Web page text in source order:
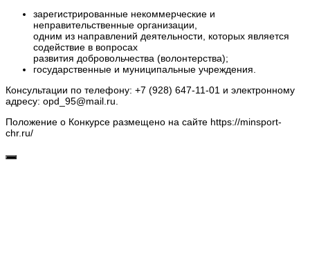
зарегистрированные некоммерческие и
неправительственные организации,
одним из направлений деятельности, которых является
содействие в вопросах
развития добровольчества (волонтерства);
государственные и муниципальные учреждения.
Консультации по телефону: +7 (928) 647-11-01 и электронному
адресу: opd_95@mail.ru.
Положение о Конкурсе размещено на сайте https://minsport-
chr.ru/